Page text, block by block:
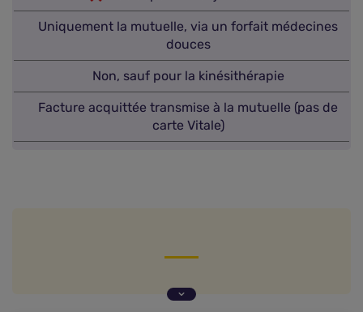
Uniquement la mutuelle, via un forfait médecines
douces
Non, sauf pour la kinésithérapie
Facture acquittée transmise à la mutuelle (pas de
carte Vitale)